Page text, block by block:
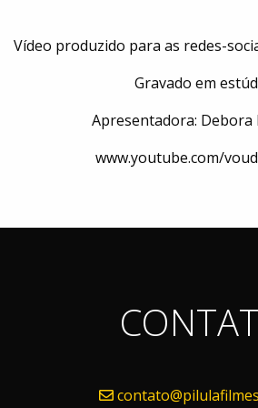
Vídeo produzido para as redes-
Gravado em
Apresentadora: Debora
www.youtube.com/